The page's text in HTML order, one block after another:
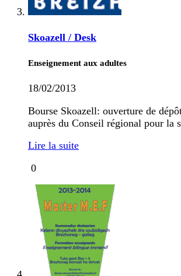
Skoazell / Desk
Enseignement aux adultes
18/02/2013
Bourse Skoazell: ouverture de
auprès du Conseil régional pour la
Lire la suite
0